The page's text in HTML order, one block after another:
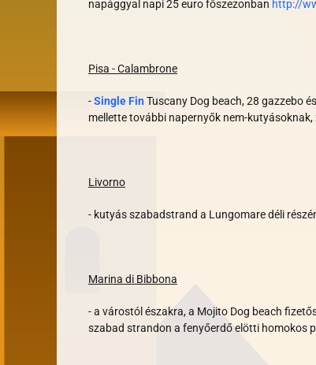
napággyal napi 25 euro főszezonban http://
Pisa - Calambrone
-Single Fin Tuscany Dog beach, 28 gazzebo
mellette további napernyők nem-kutyásoknak,
Livorno
- kutyás szabadstrand a Lungomare déli
Marina di Bibbona
- a várostól északra, a Mojito Dog beach
szabad strandon a fenyőerdő elötti homokos